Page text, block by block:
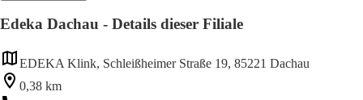
Edeka Dachau - Details dieser Filiale
EDEKA Klink, Schleißheimer Straße 19, 85221 Dachau
0,38 km